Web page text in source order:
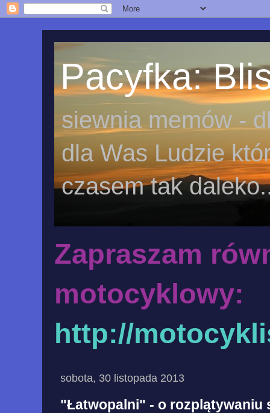
Pacyfka:
siewnia memów -
dla Was Ludzie
czasem tak
Zapraszam
motocyklowy:
http://
sobota, 30 listopada 2013
"Łatwopalni" - o rozplątywaniu